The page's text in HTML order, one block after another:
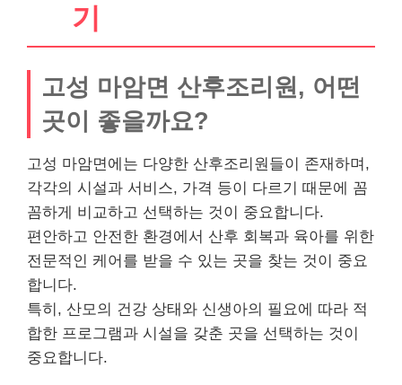
기
고성 마암면 산후조리원, 어떤
곳이 좋을까요?
고성 마암면에는 다양한 산후조리원들이 존재하며,
각각의 시설과 서비스, 가격 등이 다르기 때문에 꼼
꼼하게 비교하고 선택하는 것이 중요합니다.
편안하고 안전한 환경에서 산후 회복과 육아를 위한
전문적인 케어를 받을 수 있는 곳을 찾는 것이 중요
합니다.
특히, 산모의 건강 상태와 신생아의 필요에 따라 적
합한 프로그램과 시설을 갖춘 곳을 선택하는 것이
중요합니다.